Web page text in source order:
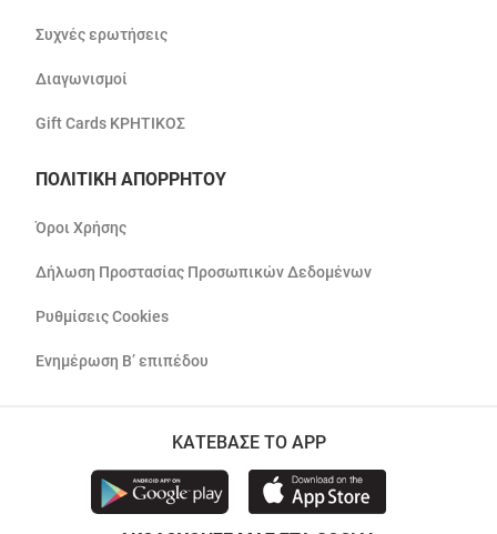
Συχνές ερωτήσεις
Διαγωνισμοί
Gift Cards ΚΡΗΤΙΚΟΣ
ΠΟΛΙΤΙΚΗ ΑΠΟΡΡΗΤΟΥ
Όροι Χρήσης
Δήλωση Προστασίας Προσωπικών Δεδομένων
Ρυθμίσεις Cookies
Ενημέρωση Β’ επιπέδου
ΚΑΤΕΒΑΣΕ ΤΟ APP